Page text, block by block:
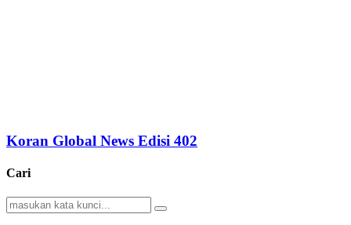
Koran Global News Edisi 402
Cari
Search
for:
Search